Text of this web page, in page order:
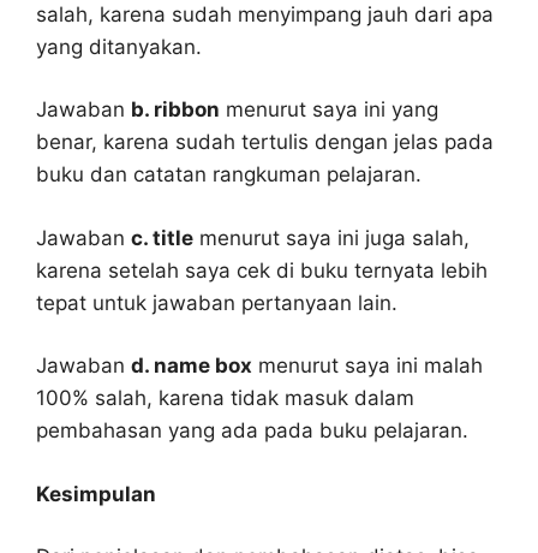
salah, karena sudah menyimpang jauh dari apa
yang ditanyakan.
Jawaban b. ribbon menurut saya ini yang
benar, karena sudah tertulis dengan jelas pada
buku dan catatan rangkuman pelajaran.
Jawaban c. title menurut saya ini juga salah,
karena setelah saya cek di buku ternyata lebih
tepat untuk jawaban pertanyaan lain.
Jawaban d. name box menurut saya ini malah
100% salah, karena tidak masuk dalam
pembahasan yang ada pada buku pelajaran.
Kesimpulan